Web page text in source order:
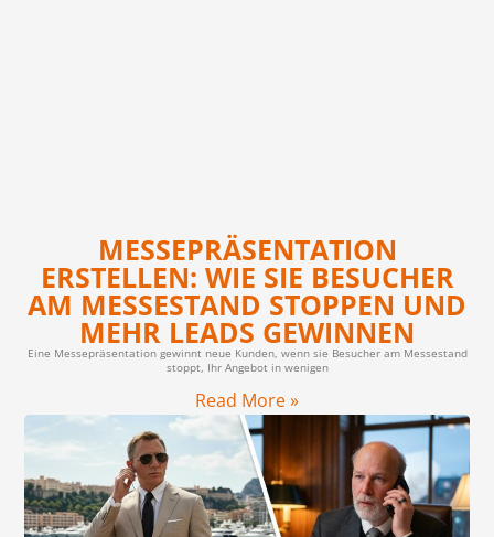
MESSEPRÄSENTATION
ERSTELLEN: WIE SIE BESUCHER
AM MESSESTAND STOPPEN UND
MEHR LEADS GEWINNEN
Eine Messepräsentation gewinnt neue Kunden, wenn sie Besucher am Messestand
stoppt, Ihr Angebot in wenigen
Read More »